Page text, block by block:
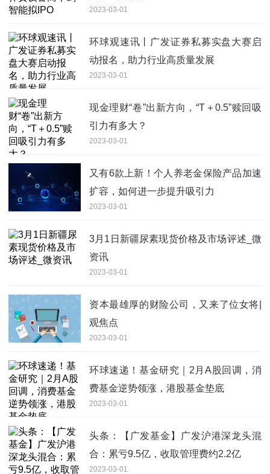
2023-03-01
环球观速讯丨广发证券私募实盘大赛启
动报名，助力行业高质量发展
2023-03-01
现金理财“卷”出新方向，“T＋0.5”赎回吸
引力有多大？
2023-03-01
又有6款上新！个人养老金保险产品加速
扩容，如何进一步提升吸引力
2023-03-01
3月1日新疆尿素现货价格及市场评述_微
资讯
2023-03-01
资本最雄厚的财险公司，又来了位女将|
观焦点
2023-03-01
环球速递！基金研究｜2月A股回调，消
费基金逆势领涨，港股基金垫底
2023-03-01
头条：【广发基金】广发沪港深龙头混
合：累亏9.5亿，收取管理费约2.2亿
2023-03-01